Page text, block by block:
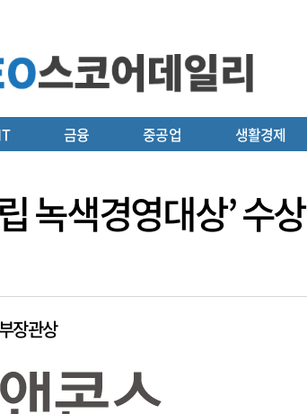
금융 중공업 생활경제
녹색경영대상’ 수상
장관상